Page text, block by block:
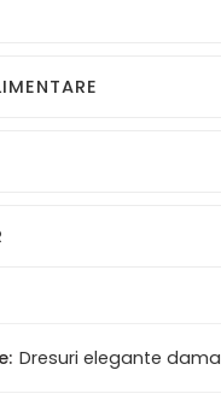
Dresuri elegante dama